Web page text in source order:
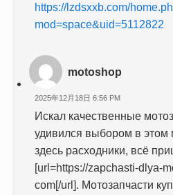
https://lzdsxxb.com/
mod=space&uid=5112822
motoshop
2025年12月18日 6:56 PM
Искал качественные
удивился выбором в этом
здесь расходники, всё
[url=https://zapchasti-dlya-
com[/url]. Мотозапчасти